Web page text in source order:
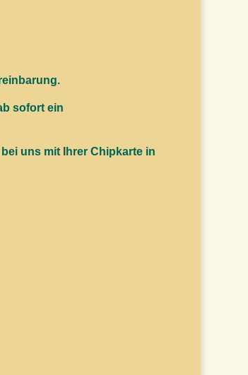
sofort ein
uns mit Ihrer Chipkarte in